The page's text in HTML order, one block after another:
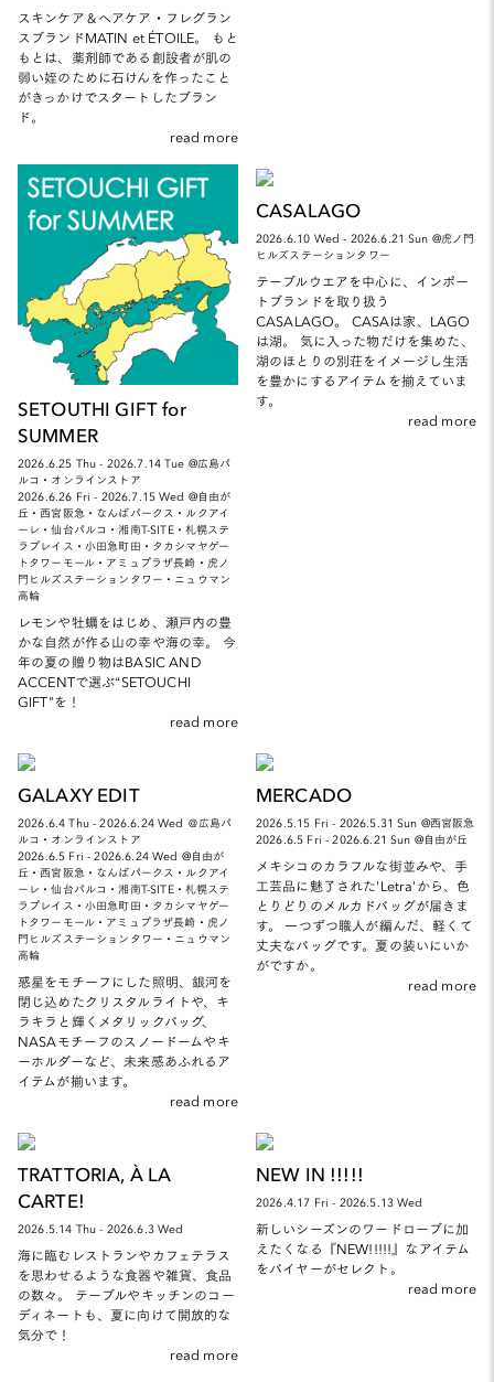
スキンケア＆ヘアケア・フレグラン
スブランドMATIN et ÉTOILE。 もと
もとは、薬剤師である創設者が肌の
弱い姪のために石けんを作ったこと
がきっかけでスタートしたブラン
ド。
read more
SETOUTHI GIFT for
SUMMER
2026.6.25 Thu - 2026.7.14 Tue @広島パ
ルコ・オンラインストア
2026.6.26 Fri - 2026.7.15 Wed @自由が
丘・西宮阪急・なんばパークス・ルクアイ
ーレ・仙台パルコ・湘南T-SITE・札幌ステ
ラプレイス・小田急町田・タカシマヤゲー
トタワーモール・アミュプラザ長崎・虎ノ
門ヒルズステーションタワー・ニュウマン
高輪
レモンや牡蠣をはじめ、瀬戸内の豊
かな自然が作る山の幸や海の幸。 今
年の夏の贈り物はBASIC AND
ACCENTで選ぶ“SETOUCHI
GIFT”を！
read more
CASALAGO
2026.6.10 Wed - 2026.6.21 Sun @虎ノ門
ヒルズステーションタワー
テーブルウエアを中心に、インポー
トブランドを取り扱う
CASALAGO。 CASAは家、LAGO
は湖。 気に入った物だけを集めた、
湖のほとりの別荘をイメージし生活
を豊かにするアイテムを揃えていま
す。
read more
GALAXY EDIT
2026.6.4 Thu - 2026.6.24 Wed ＠広島パ
ルコ・オンラインストア
2026.6.5 Fri - 2026.6.24 Wed @自由が
丘・西宮阪急・なんばパークス・ルクアイ
ーレ・仙台パルコ・湘南T-SITE・札幌ステ
ラプレイス・小田急町田・タカシマヤゲー
トタワーモール・アミュプラザ長崎・虎ノ
門ヒルズステーションタワー・ニュウマン
高輪
惑星をモチーフにした照明、銀河を
閉じ込めたクリスタルライトや、キ
ラキラと輝くメタリックバッグ、
NASAモチーフのスノードームやキ
ーホルダーなど、未来感あふれるア
イテムが揃います。
read more
MERCADO
2026.5.15 Fri - 2026.5.31 Sun @西宮阪急
2026.6.5 Fri - 2026.6.21 Sun @自由が丘
メキシコのカラフルな街並みや、手
工芸品に魅了された'Letra'から、色
とりどりのメルカドバッグが届きま
す。 一つずつ職人が編んだ、軽くて
丈夫なバッグです。夏の装いにいか
がですか。
read more
TRATTORIA, À LA
CARTE!
2026.5.14 Thu - 2026.6.3 Wed
海に臨むレストランやカフェテラス
を思わせるような食器や雑貨、食品
の数々。 テーブルやキッチンのコー
ディネートも、夏に向けて開放的な
気分で！
read more
NEW IN !!!!!
2026.4.17 Fri - 2026.5.13 Wed
新しいシーズンのワードローブに加
えたくなる『NEW!!!!!』なアイテム
をバイヤーがセレクト。
read more